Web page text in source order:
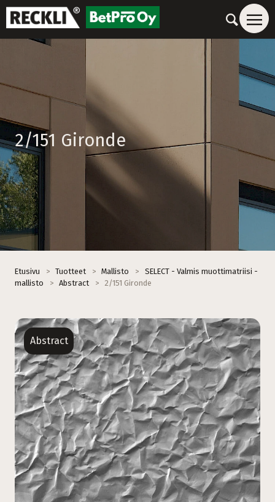
2/151 Gironde
Etusivu > Tuotteet > Mallisto >
SELECT - Valmis muottimatriisi -
mallisto
> Abstract > 2/151 Gironde
Abstract